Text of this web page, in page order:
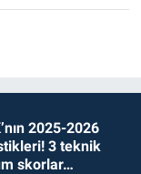
2025-2026
3 teknik
skorlar…